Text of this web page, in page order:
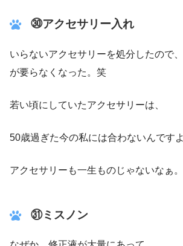
㉚アクセサリー入れ
いらないアクセサリーを処分したので
が要らなくなった。笑
若い頃にしていたアクセサリーは、
50歳過ぎた今の私には合わないんですよ
アクセサリーも一生ものじゃないなぁ。
㉛ミスノン